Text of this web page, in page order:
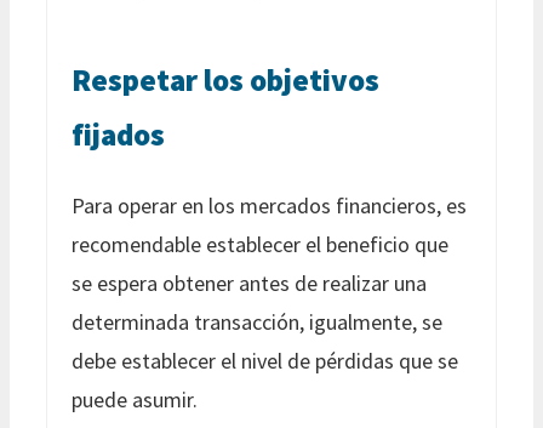
Respetar los objetivos
fijados
Para operar en los mercados financieros, es
recomendable establecer el beneficio que
se espera obtener antes de realizar una
determinada transacción, igualmente, se
debe establecer el nivel de pérdidas que se
puede asumir.